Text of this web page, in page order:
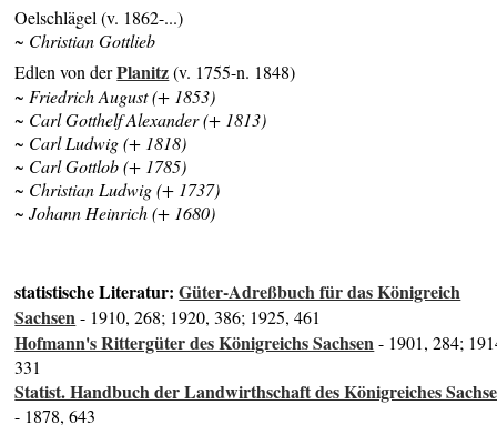
Oelschlägel (v. 1862-...)
~ Christian Gottlieb
Edlen von derPlanitz(v. 1755-n. 1848)
~ Friedrich August (+ 1853)
~ Carl Gotthelf Alexander (+ 1813)
~ Carl Ludwig (+ 1818)
~ Carl Gottlob (+ 1785)
~ Christian Ludwig (+ 1737)
~ Johann Heinrich (+ 1680)
statistische Literatur:Güter-Adreßbuch für das Königreich
Sachsen- 1910, 268; 1920, 386; 1925, 461
Hofmann's Rittergüter des Königreichs Sachsen- 1901, 284;
331
Statist. Handbuch der Landwirthschaft des Königreiches
- 1878, 643